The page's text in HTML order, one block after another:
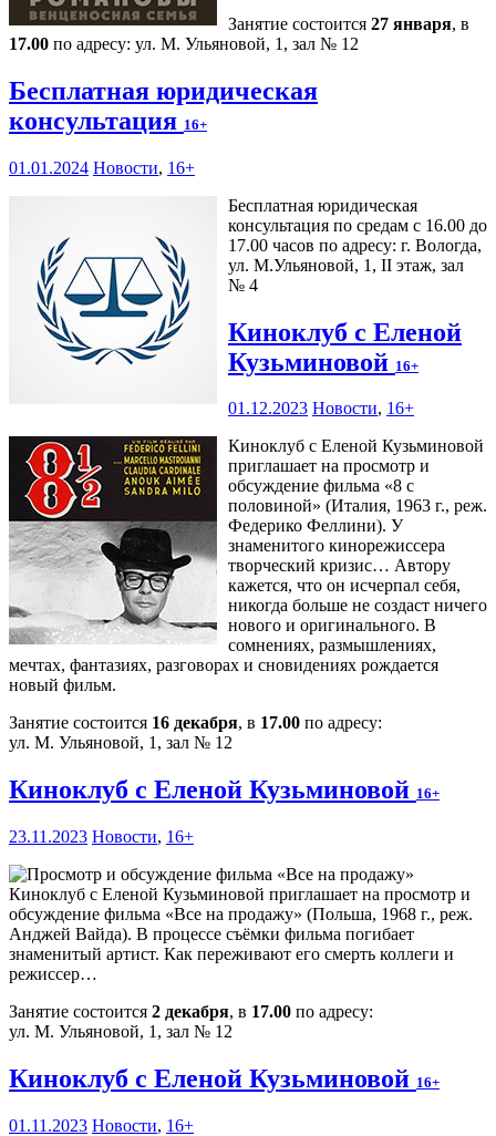
Занятие состоится 27 января, в
17.00 по адресу: ул. М. Ульяновой, 1, зал № 12
Бесплатная юридическая
консультация 16+
01.01.2024 Новости, 16+
Бесплатная юридическая
консультация по средам с 16.00 до
17.00 часов по адресу: г. Вологда,
ул. М.Ульяновой, 1, II этаж, зал
№ 4
Киноклуб с Еленой
Кузьминовой 16+
01.12.2023 Новости, 16+
Киноклуб с Еленой Кузьминовой
приглашает на просмотр и
обсуждение фильма «8 с
половиной» (Италия, 1963 г., реж.
Федерико Феллини). У
знаменитого кинорежиссера
творческий кризис… Автору
кажется, что он исчерпал себя,
никогда больше не создаст ничего
нового и оригинального. В
сомнениях, размышлениях,
мечтах, фантазиях, разговорах и сновидениях рождается
новый фильм.
Занятие состоится 16 декабря, в 17.00 по адресу:
ул. М. Ульяновой, 1, зал № 12
Киноклуб с Еленой Кузьминовой 16+
23.11.2023 Новости, 16+
Киноклуб с Еленой Кузьминовой приглашает на просмотр и
обсуждение фильма «Все на продажу» (Польша, 1968 г., реж.
Анджей Вайда). В процессе съёмки фильма погибает
знаменитый артист. Как переживают его смерть коллеги и
режиссер…
Занятие состоится 2 декабря, в 17.00 по адресу:
ул. М. Ульяновой, 1, зал № 12
Киноклуб с Еленой Кузьминовой 16+
01.11.2023 Новости, 16+